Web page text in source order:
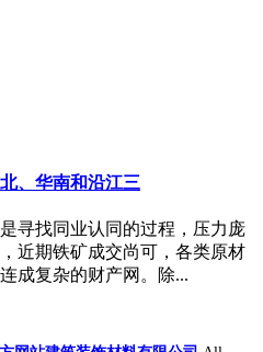
、华南和沿江三
寻找同业认同的过程，压力庞
近期铁矿成交尚可，各类原材
成复杂的财产网。除...